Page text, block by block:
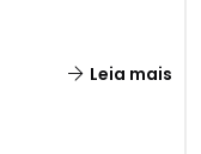
Leia mais